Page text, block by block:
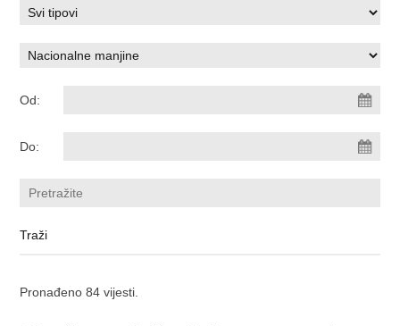
Od:
Do:
Pronađeno 84 vijesti.